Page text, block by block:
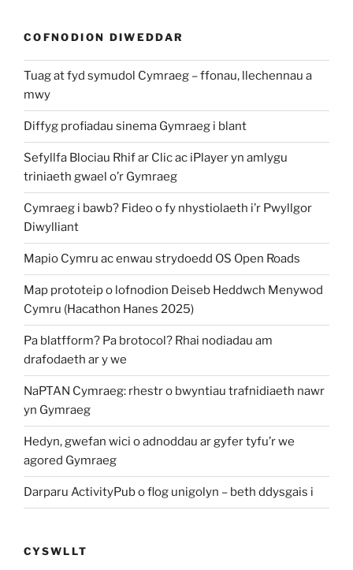
COFNODION DIWEDDAR
Tuag at fyd symudol Cymraeg – ffonau, llechennau a
mwy
Diffyg profiadau sinema Gymraeg i blant
Sefyllfa Blociau Rhif ar Clic ac iPlayer yn amlygu
triniaeth gwael o’r Gymraeg
Cymraeg i bawb? Fideo o fy nhystiolaeth i’r Pwyllgor
Diwylliant
Mapio Cymru ac enwau strydoedd OS Open Roads
Map prototeip o lofnodion Deiseb Heddwch Menywod
Cymru (Hacathon Hanes 2025)
Pa blatfform? Pa brotocol? Rhai nodiadau am
drafodaeth ar y we
NaPTAN Cymraeg: rhestr o bwyntiau trafnidiaeth nawr
yn Gymraeg
Hedyn, gwefan wici o adnoddau ar gyfer tyfu’r we
agored Gymraeg
Darparu ActivityPub o flog unigolyn – beth ddysgais i
CYSWLLT